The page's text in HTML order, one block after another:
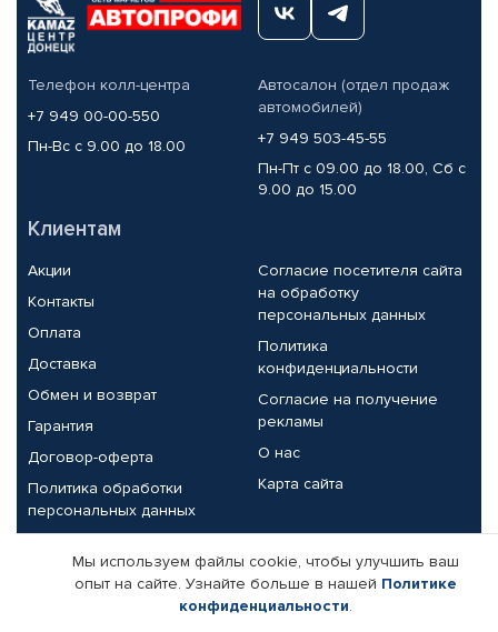
Телефон колл-центра
+7 949 00-00-550
Пн-Вс с 9.00 до 18.00
Автосалон (отдел продаж
автомобилей)
+7 949 503-45-55
Пн-Пт с 09.00 до 18.00, Сб с
9.00 до 15.00
Клиентам
Акции
Контакты
Оплата
Доставка
Обмен и возврат
Гарантия
Договор-оферта
Политика обработки
персональных данных
Согласие посетителя сайта
на обработку
персональных данных
Политика
конфиденциальности
Согласие на получение
рекламы
О нас
Карта сайта
Партнерам
Корпоративным клиентам
Реквизиты компании
Мы используем файлы cookie, чтобы улучшить ваш
опыт на сайте. Узнайте больше в нашей Политике
конфиденциальности.